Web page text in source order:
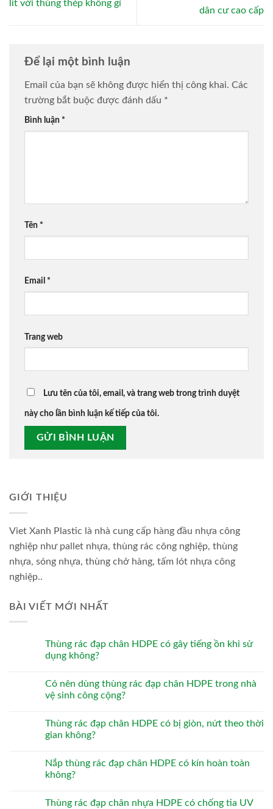
lít với thùng thép không gỉ
dân cư cao cấp
Để lại một bình luận
Email của bạn sẽ không được hiển thị công khai. Các
trường bắt buộc được đánh dấu *
Bình luận *
Tên *
Email *
Trang web
Lưu tên của tôi, email, và trang web trong trình duyệt
này cho lần bình luận kế tiếp của tôi.
GIỚI THIỆU
Viet Xanh Plastic là nhà cung cấp hàng đầu nhựa công
nghiệp như pallet nhựa, thùng rác công nghiệp, thùng
nhựa, sóng nhựa, thùng chở hàng, tấm lót nhựa công
nghiệp..
BÀI VIẾT MỚI NHẤT
Thùng rác đạp chân HDPE có gây tiếng ồn khi sử
dụng không?
Có nên dùng thùng rác đạp chân HDPE trong nhà
vệ sinh công cộng?
Thùng rác đạp chân HDPE có bị giòn, nứt theo thời
gian không?
Nắp thùng rác đạp chân HDPE có kín hoàn toàn
không?
Thùng rác đạp chân nhựa HDPE có chống tia UV